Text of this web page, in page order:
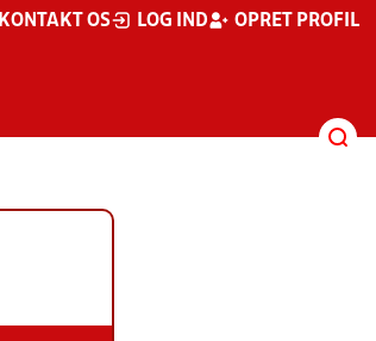
KONTAKT OS LOG IND OPRET PROFIL